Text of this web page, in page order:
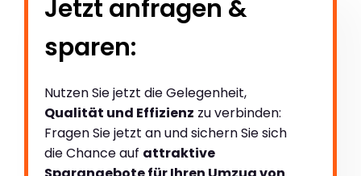
Jetzt anfragen &
sparen:
Nutzen Sie jetzt die Gelegenheit,
Qualität und Effizienz zu verbinden:
Fragen Sie jetzt an und sichern Sie sich
die Chance auf attraktive